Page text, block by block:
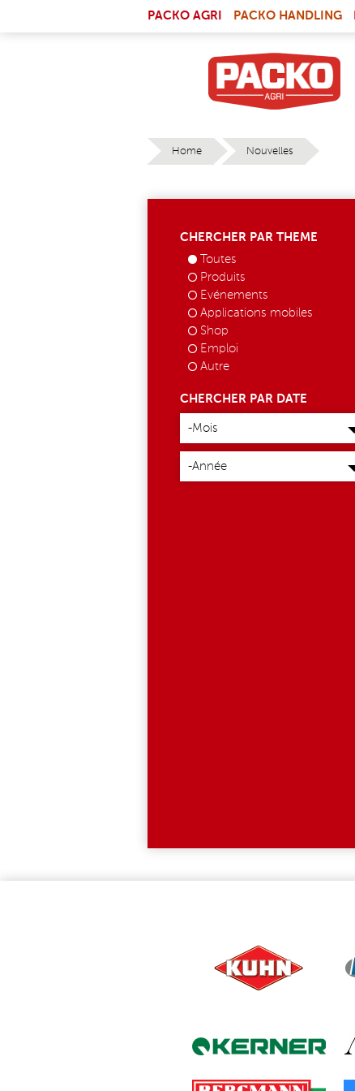
PACKO AGRI
PACKO HANDLING
Home Nouvelles
CHERCHER PAR THEME
Toutes
Produits
Evénements
Applications mobiles
Shop
Emploi
Autre
CHERCHER PAR DATE
Mois
-Mois
Année
-Année